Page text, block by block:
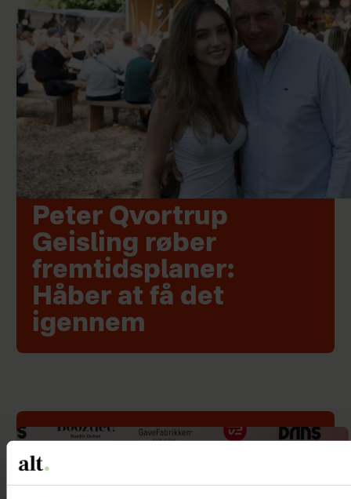
Peter Qvortrup
Geisling røber
fremtidsplaner:
Håber at få det
igennem